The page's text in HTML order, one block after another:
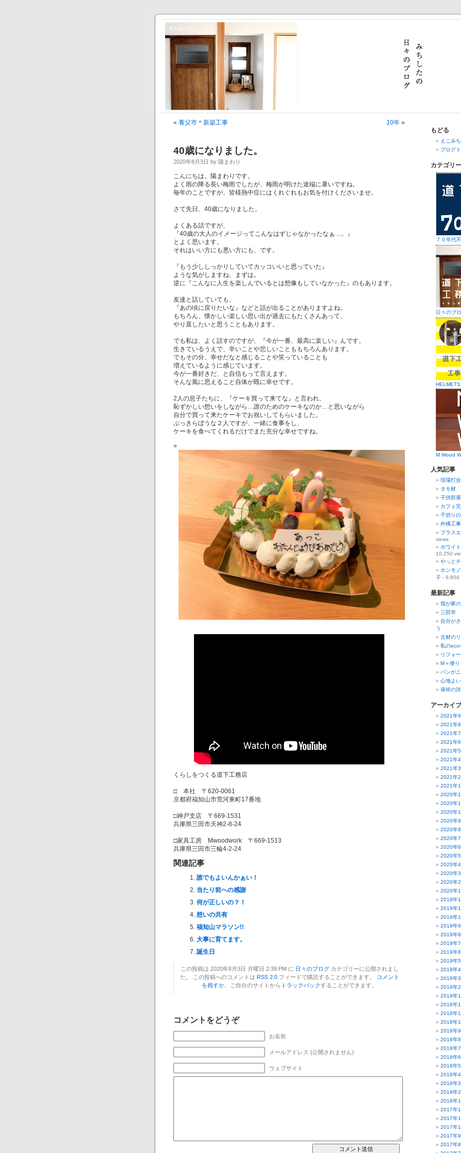
日々のブログ
« 養父市＊新築工事 10年 »
40歳になりました。
2020年8月3日 by 陽まわり
こんにちは。陽まわりです。
よく雨の降る長い梅雨でしたが、梅雨が明けた途端に暑いですね。
毎年のことですが、皆様熱中症にはくれぐれもお気を付けくださいませ。
さて先日、40歳になりました。
よくある話ですが、
『40歳の大人のイメージってこんなはずじゃなかったなぁ…。』
とよく思います。
それはいい方にも悪い方にも、です。
『もう少ししっかりしていてカッコいいと思っていた』
ような気がしますね、まずは。
逆に『こんなに人生を楽しんでいるとは想像もしていなかった』のもあります。
友達と話していても、
『あの頃に戻りたいな』などと話が出ることがありますよね。
もちろん、懐かしい楽しい思い出が過去にもたくさんあって、
やり直したいと思うこともあります。
でも私は、よく話すのですが、『今が一番、最高に楽しい』んです。
生きているうえで、辛いことや悲しいことももちろんあります。
でもその分、幸せだなと感じることや笑っていることも
増えているように感じています。
今が一番好きだ、と自信もって言えます。
そんな風に思えること自体が既に幸せです。
2人の息子たちに、『ケーキ買って来てな』と言われ、
恥ずかしい想いをしながら…誰のためのケーキなのか…と思いながら
自分で買って来たケーキでお祝いしてもらいました。
ぶっきらぼうな２人ですが、一緒に食事をし、
ケーキを食べてくれるだけでまた充分な幸せですね。
くらしをつくる道下工務店
□ 本社 〒620-0061
京都府福知山市荒河東町17番地
□神戸支店 〒669-1531
兵庫県三田市天神2-8-24
□家具工房 Mwoodwork 〒669-1513
兵庫県三田市三輪4-2-24
関連記事
誰でもよいんかぁい！
当たり前への感謝
何が正しいの？！
想いの共有
福知山マラソン!!
大事に育てます。
誕生日
この投稿は 2020年8月3日 月曜日 2:39 PM に 日々のブログカテゴリーに公開されまし
た。 この投稿へのコメントは RSS 2.0フィードで購読することができます。
コメント
を残すか 、ご自分のサイトから トラックバックすることができます。
コメントをどうぞ
お名前
メールアドレス (公開されません)
ウェブサイト
もどる
えこみ
ブログ
カテゴリー
７０年代
日々のブ
HELMETS
M Wood
人気記事
現場打合
タモ材
子供部
カフェ完
千切り
外構工
プラス
views
ホワイ
10,250
やっと
ホンモ
子 - 9,604
最新記事
我が家
三田市
自分が
う
古材の
私のeco
リフォ
М＋便り
パンが
心地よ
発祥の誇
アーカイブ
2021年9
2021年8
2021年7
2021年6
2021年5
2021年4
2021年3
2021年2
2021年1
2020年
2020年
2020年
2020年9
2020年8
2020年7
2020年6
2020年5
2020年4
2020年3
2020年2
2020年1
2019年
2019年
2019年
2019年9
2019年8
2019年7
2019年6
2019年5
2019年4
2019年3
2019年2
2019年1
2018年
2018年
2018年
2018年9
2018年8
2018年7
2018年6
2018年5
2018年4
2018年3
2018年2
2018年1
2017年
2017年
2017年
2017年9
2017年8